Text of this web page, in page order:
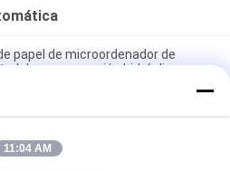
papel de microordenador de
de programación hidráulica
tubos de hojas del modelo
papel hidráulico de
11:04 AM